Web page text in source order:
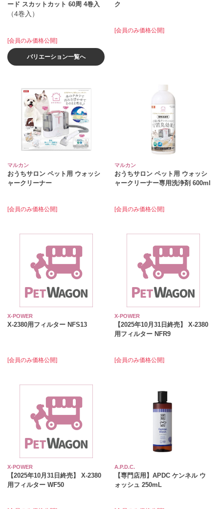
ード スカットカット 60周 4巻入
（4巻入）
[会員のみ価格公開]
バリエーション一覧へ
ク
[会員のみ価格公開]
マルカン
おうちサロン ペット用 ウォッシ
ャークリーナー
[会員のみ価格公開]
マルカン
おうちサロン ペット用 ウォッシ
ャークリーナー専用洗浄剤 600ml
[会員のみ価格公開]
X-POWER
X-2380用フィルター NFS13
[会員のみ価格公開]
X-POWER
【2025年10月31日終売】 X-2380
用フィルター NFR9
[会員のみ価格公開]
X-POWER
【2025年10月31日終売】 X-2380
用フィルター WF50
A.P.D.C.
【専門店用】APDC ケンネル ウ
ォッシュ 250mL